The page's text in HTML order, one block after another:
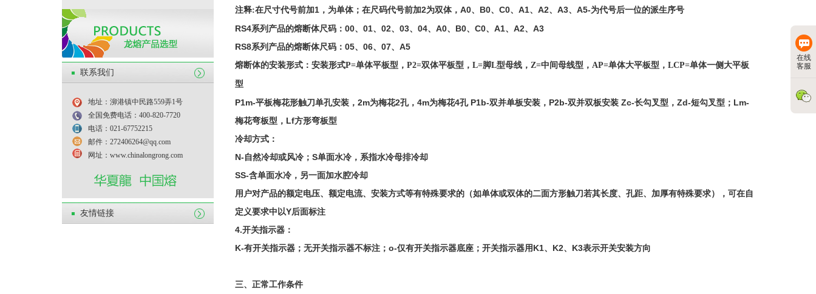
在线
客服
联系我们
地址：泖港镇中民路559弄1号
全国免费电话：400-820-7720
电话：021-67752215
邮件：272406264@qq.com
网址：www.chinalongrong.com
友情链接
注释:在尺寸代号前加1，为单体；在尺码代号前加2为双体，A0、B0、C0、A1、A2、A3、A5-为代号后一位的派生序号
RS4系列产品的熔断体尺码：00、01、02、03、04、A0、B0、C0、A1、A2、A3
RS8系列产品的熔断体尺码：05、06、07、A5
熔断体的安装形式： 安装形式P=单体平板型 ， P2=双体平板型 ，L=脚L型母线， Z=中间母线型 ， AP=单体大平板型 ， LCP=单体一侧大平板
型
P1m-平板梅花形触刀单孔安装，2m为梅花2孔，4m为梅花4孔 P1b-双并单板安装，P2b-双并双板安装 Zc-长勾叉型，Zd-短勾叉型；Lm-
梅花弯板型，Lf方形弯板型
冷却方式：
N-自然冷却或风冷；S单面水冷，系指水冷母排冷却
SS-含单面水冷，另一面加水腔冷却
用户对产品的额定电压、额定电流、安装方式等有特殊要求的（如单体或双体的二面方形触刀若其长度、孔距、加厚有特殊要求），可在自
定义要求中以Y后面标注
4.开关指示器：
K-有开关指示器；无开关指示器不标注；o-仅有开关指示器底座；开关指示器用K1、K2、K3表示开关安装方向
三、正常工作条件